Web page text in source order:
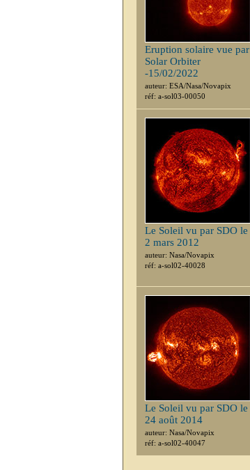
Eruption solaire vue par
Solar Orbiter
-15/02/2022
auteur: ESA/Nasa/Novapix
réf: a-sol03-00050
Le Soleil vu par SDO le
2 mars 2012
auteur: Nasa/Novapix
réf: a-sol02-40028
Le Soleil vu par SDO le
24 août 2014
auteur: Nasa/Novapix
réf: a-sol02-40047